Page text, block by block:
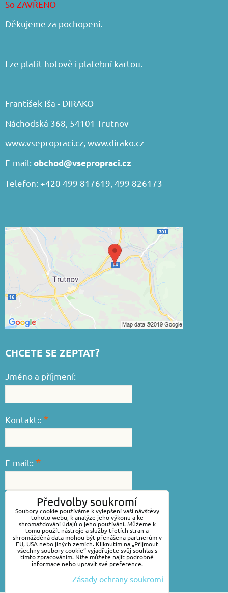
So ZAVŘENO
Děkujeme za pochopení.
Lze platit hotově i platební kartou.
František Iša - DIRAKO
Náchodská 368, 54101 Trutnov
www.vsepropraci.cz www.dirako.cz
E-mail: obchod@vsepropraci.cz
Telefon: +420 499 817619, 499 826173
CHCETE SE ZEPTAT?
Jméno a příjmení:
Kontakt:: *
E-mail:: *
Váš dotaz::*
Předvolby soukromí
Soubory cookie používáme k vylepšení vaší návštěvy
tohoto webu, k analýze jeho výkonu a ke
shromažďování údajů o jeho používání. Můžeme k
tomu použít nástroje a služby třetích stran a
shromážděná data mohou být přenášena partnerům v
EU, USA nebo jiných zemích. Kliknutím na „Přijmout
všechny soubory cookie“ vyjadřujete svůj souhlas s
tímto zpracováním. Níže můžete najít podrobné
informace nebo upravit své preference.
Zásady ochrany soukromí